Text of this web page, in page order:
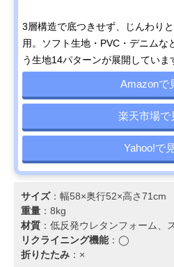
3層構造で底つきせず、じんわり
用。ソフト生地・PVC・デニムな
う生地14パターンが展開していま
Amazonで
楽天市場で
Yahoo!で
サイズ：幅58×奥行52×高さ71cm
重量 ：8kg
材質 ：低反発ウレタンフォーム、
リクライニング機能：◯
折りたたみ ：×